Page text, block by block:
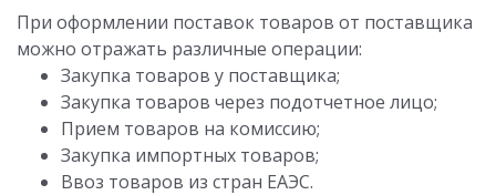
При оформлении поставок товаров от поставщика
можно отражать различные операции:
Закупка товаров у поставщика;
Закупка товаров через подотчетное лицо;
Прием товаров на комиссию;
Закупка импортных товаров;
Ввоз товаров из стран ЕАЭС.